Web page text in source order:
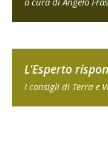
L'Esperto
I consigli di Terra e